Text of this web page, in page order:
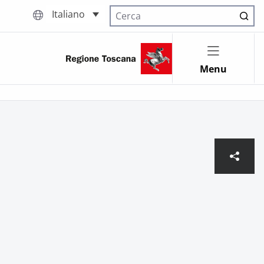
Italiano
Cerca nel sito
Menu